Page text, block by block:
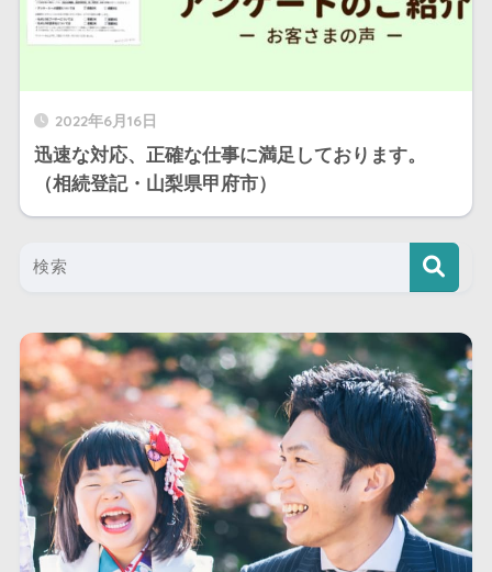
2022年6月16日
迅速な対応、正確な仕事に満足しております。
（相続登記・山梨県甲府市）